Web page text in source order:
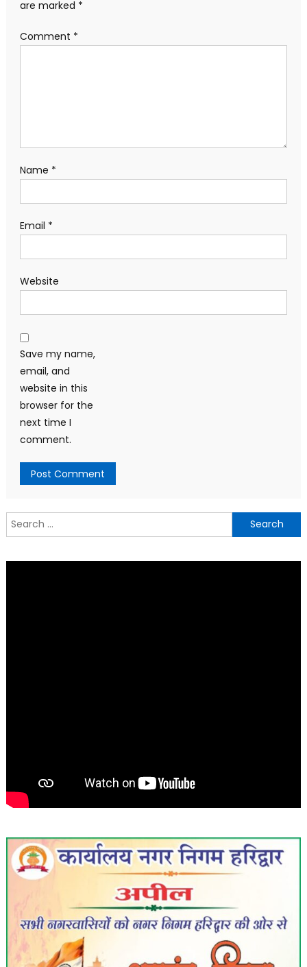
are marked *
Comment *
Name *
Email *
Website
Save my name,
email, and
website in this
browser for the
next time I
comment.
Search
for: